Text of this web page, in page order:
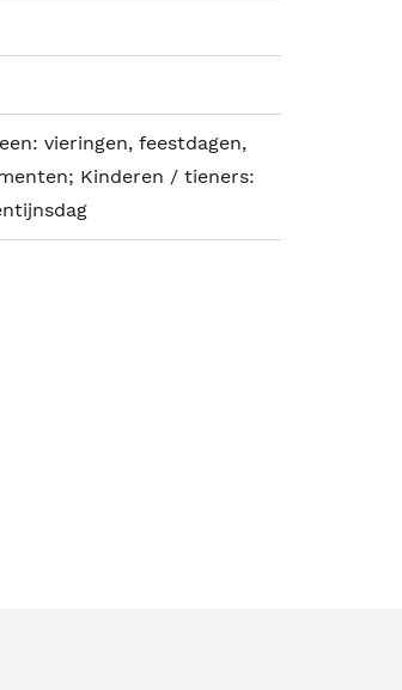
vieringen, feestdagen,
Kinderen / tieners: